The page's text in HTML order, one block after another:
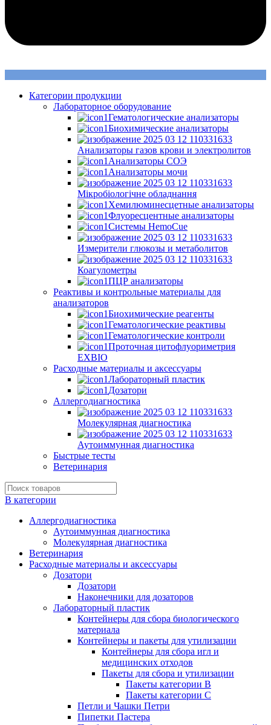
Категории продукции
Лабораторное оборудование
Гематологические анализаторы
Биохимические анализаторы
Анализаторы газов крови и электролитов
Анализаторы СОЭ
Анализаторы мочи
Мікробіологічне обладнання
Хемилюминесцетные анализаторы
Флуоресцентные анализаторы
Системы HemoCue
Измерители глюкозы и метаболитов
Коагулометры
ПЦР анализаторы
Реактивы и контрольные материалы для
анализаторов
Биохимические реагенты
Гематологические реактивы
Гематологические контроли
Проточная цитофлуориметрия
EXBIO
Расходные материалы и аксессуары
Лабораторный пластик
Дозатори
Аллергодиагностика
Молекулярная диагностика
Аутоиммунная диагностика
Быстрые тесты
Ветеринария
В категории
Аллергодиагностика
Аутоиммунная диагностика
Молекулярная диагностика
Ветеринария
Расходные материалы и аксессуары
Дозатори
Дозатори
Наконечники для дозаторов
Лабораторный пластик
Контейнеры для сбора биологического
материала
Контейнеры и пакеты для утилизации
Контейнеры для сбора игл и
медицинских отходов
Пакеты для сбора и утилизации
Пакеты категории B
Пакеты категории C
Петли и Чашки Петри
Пипетки Пастера